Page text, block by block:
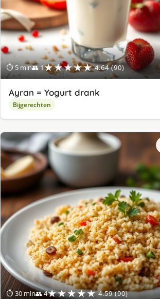
⏱ 5 min👥 1★★★★★ 4.64 (90)
Ayran = Yogurt drank
Bijgerechten
⏱ 30 min👥 4★★★★★ 4.59 (90)